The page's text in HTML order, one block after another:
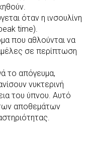
όταν η ινσουλίνη
time).
που αθλούνται να
σε περίπτωση
το απόγευμα,
νυκτερινή
του ύπνου. Αυτό
αποθεμάτων